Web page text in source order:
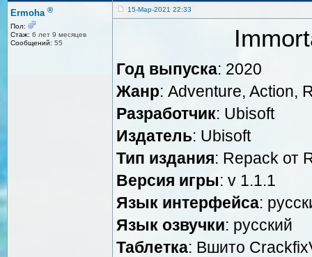
Ermoha ®
Пол:
Стаж: 6 лет 9 месяцев
Сообщений: 55
15-Мар-2021 22:33
Год выпуска: 2020
Жанр: Adventure, Action,
Разработчик: Ubisoft
Издатель: Ubisoft
Тип издания: Repack от
Версия игры: v 1.1.1
Язык интерфейса:
Язык озвучки: русский
Таблетка: Вшито